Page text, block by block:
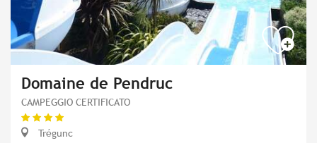
Domaine de Pendruc
CAMPEGGIO CERTIFICATO
Trégunc